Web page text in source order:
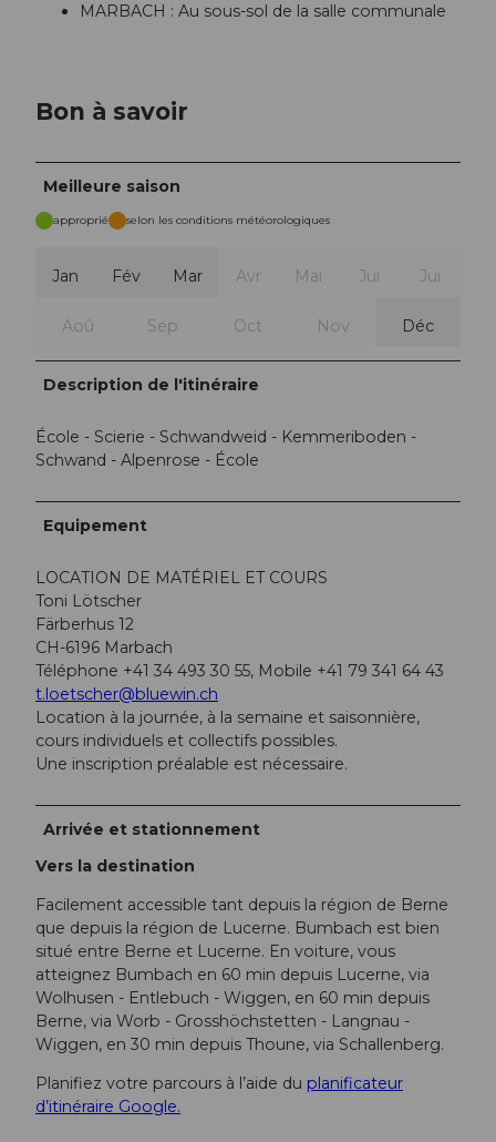
MARBACH : Au sous-sol de la salle communale
Bon à savoir
Meilleure saison
approprié selon les conditions météorologiques
Jan Fév Mar Avr Mai Jui Jui
Aoû Sep Oct Nov Déc
Description de l'itinéraire
École - Scierie - Schwandweid - Kemmeriboden -
Schwand - Alpenrose - École
Equipement
LOCATION DE MATÉRIEL ET COURS
Toni Lötscher
Färberhus 12
CH-6196 Marbach
Téléphone +41 34 493 30 55, Mobile +41 79 341 64 43
t.loetscher@bluewin.ch
Location à la journée, à la semaine et saisonnière,
cours individuels et collectifs possibles.
Une inscription préalable est nécessaire.
Arrivée et stationnement
Vers la destination
Facilement accessible tant depuis la région de Berne
que depuis la région de Lucerne. Bumbach est bien
situé entre Berne et Lucerne. En voiture, vous
atteignez Bumbach en 60 min depuis Lucerne, via
Wolhusen - Entlebuch - Wiggen, en 60 min depuis
Berne, via Worb - Grosshöchstetten - Langnau -
Wiggen, en 30 min depuis Thoune, via Schallenberg.
Planifiez votre parcours à l’aide du planificateur
d’itinéraire Google.